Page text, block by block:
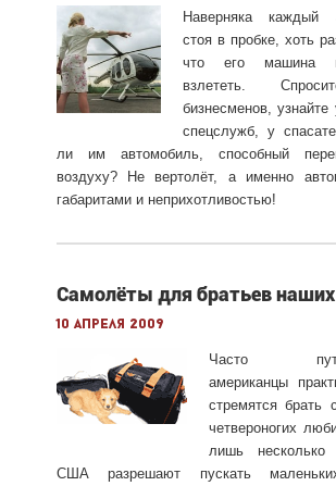
Наверняка каждый
стоя в пробке, хоть
что его машина
взлететь.
бизнесменов, узнайте
спецслужб, у
ли им автомобиль, способный
воздуху? Не вертолёт, а именно
габаритами и неприхотливостью!
Самолёты для братьев
10 апреля 2009
Часто
американцы
стремятся брать
четвероногих
лишь несколько
США разрешают пускать